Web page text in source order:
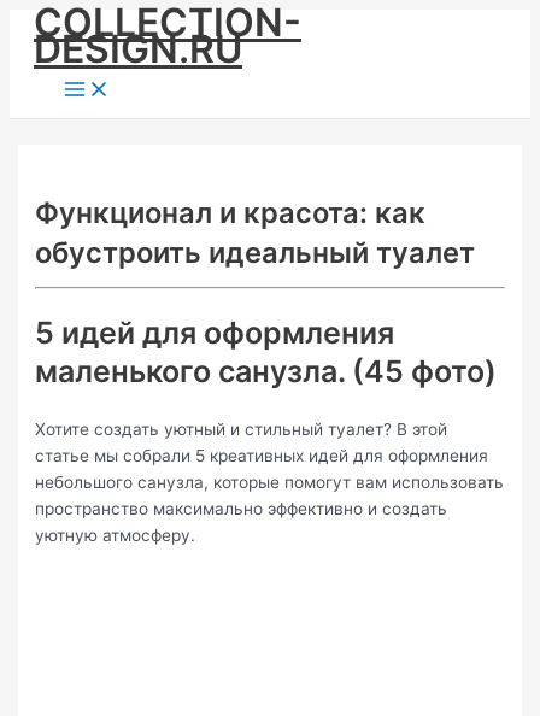
Skip
content
COLLECTION-
DESIGN.RU
Main
Menu
Функционал и красота: как
обустроить идеальный туалет
5 идей для оформления
маленького санузла. (45 фото)
Хотите создать уютный и стильный туалет? В этой
статье мы собрали 5 креативных идей для оформления
небольшого санузла, которые помогут вам использовать
пространство максимально эффективно и создать
уютную атмосферу.